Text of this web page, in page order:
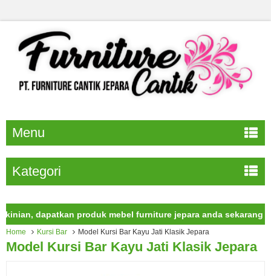
Menu
Kategori
dapatkan produk mebel furniture jepara anda sekarang juga.
Home Kursi Bar Model Kursi Bar Kayu Jati Klasik Jepara
Model Kursi Bar Kayu Jati Klasik Jepara